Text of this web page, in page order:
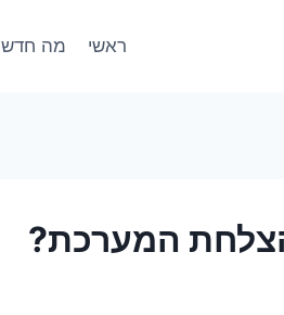
ראשי מה חדש
המערכת?